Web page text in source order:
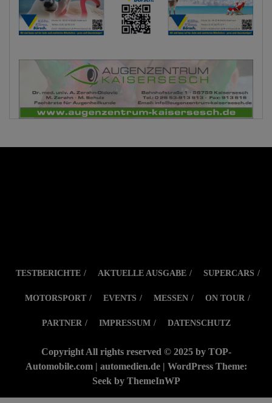
TESTBERICHTE AKTUELLE AUSGABE SUPERCARS
MOTORSPORT EVENTS MESSEN ON TOUR
PARTNER IMPRESSUM DATENSCHUTZ
Copyright All rights reserved © 2025 by TOP-
Automobile.com | automedien.de | WordPress Theme:
Seek by ThemeInWP